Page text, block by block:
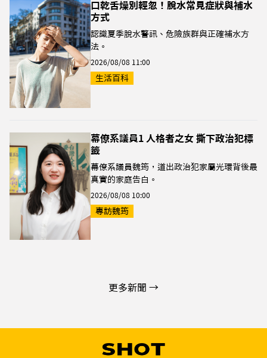
口乾舌燥別輕忽！脫水常見症狀與補水
方式
認識夏季脫水警訊、危險族群與正確補水方
法。
2026/08/08 11:00
生活百科
幕僚系議員1 人格者之女 撕下政治犯標
籤
幕僚系議員魏筠，道出政治犯家屬光環背後最
真實的家庭告白。
2026/08/08 10:00
專訪魏筠
更多新聞 →